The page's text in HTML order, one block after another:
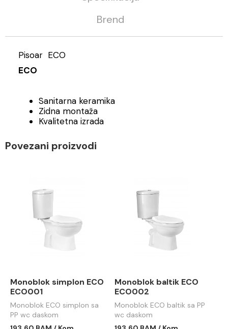
Brend
Pisoar ECO
ECO
Sanitarna keramika
Zidna montaža
Kvalitetna izrada
Povezani proizvodi
Monoblok simplon ECO
ECO001
Monoblok ECO simplon sa
PP wc daskom
Monoblok baltik ECO
ECO002
Monoblok ECO baltik sa PP
wc daskom